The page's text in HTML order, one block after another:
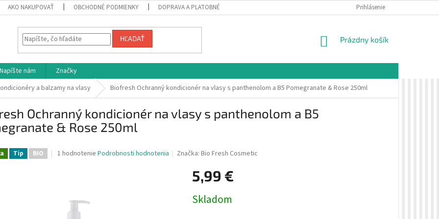
AKO NAKUPOVAŤ OBCHODNÉ PODMIENKY DOPRAVA A PLATOBNÉ PODMIENKY VZORKOVÁ PREDAJŇA
Prihlásenie
HĽADAŤ
NÁKUPNÝ
Prázdny košík
Napíšte nám
Značky
a balzamy na vlasy Biofresh Ochranný kondicionér na vlasy s panthenolom a B5 Pomegranate & Rose 250ml
Ochranný kondicionér na vlasy s panthenolom a B5
& Rose 250ml
Tip BIO
Priemerné
1 hodnotenie Podrobnosti hodnotenia Značka:Bio Fresh Cosmetic
5,99 €
cena:
Skladom